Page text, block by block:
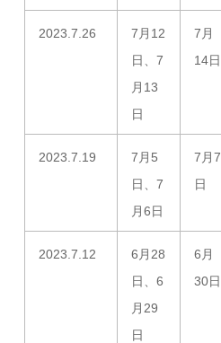
2023.7.26
7月12
日、7
月13
日
7月
14日
2023.7.19
7月5
日、7
月6日
7月7
日
2023.7.12
6月28
日、6
月29
日
6月
30日